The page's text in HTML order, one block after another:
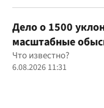
Дело о 1500
масштабные
Что известно?
6.08.2026 11:31